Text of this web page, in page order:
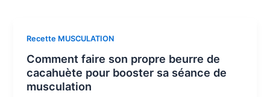
Recette MUSCULATION
Comment faire son propre beurre de
cacahuète pour booster sa séance de
musculation